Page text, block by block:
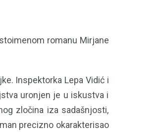
romanu Mirjane
Inspektorka Lepa Vidić i
uronjen je u iskustva i
zločina iza sadašnjosti,
precizno okarakterisao